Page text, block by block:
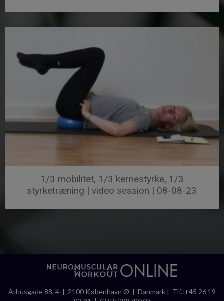
1/3 mobilitet, 1/3 kernestyrke, 1/3
styrketræning | video session | 08-08-23
Århusgade 88, 4. | 2100 København Ø | Danmark | Tlf.:+45 26 19